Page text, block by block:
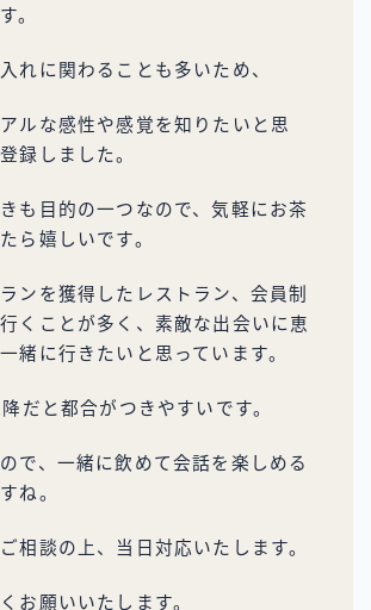
。
れに関わることも多いため、
ルな感性や感覚を知りたいと思
録しました。
も目的の一つなので、気軽にお茶
ら嬉しいです。
ンを獲得したレストラン、会員制
くことが多く、素敵な出会いに恵
緒に行きたいと思っています。
だと都合がつきやすいです。
で、一緒に飲めて会話を楽しめる
ね。
相談の上、当日対応いたします。
お願いいたします。